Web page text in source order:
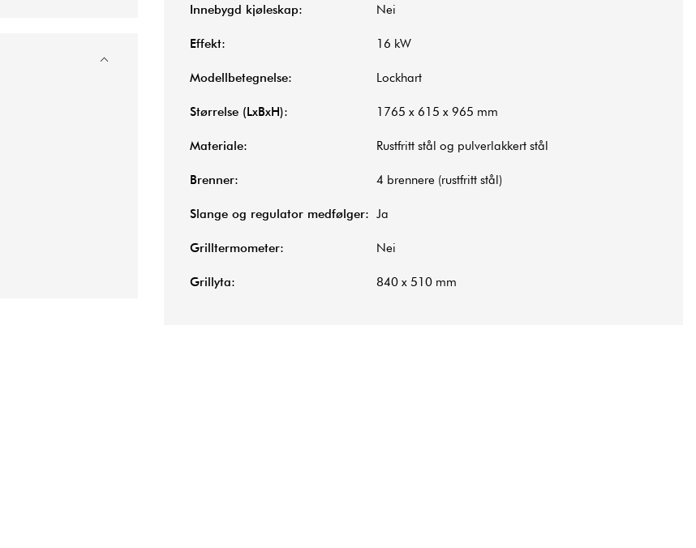
Innebygd kjøleskap: Nei
Effekt: 16 kW
Modellbetegnelse: Lockhart
Størrelse (LxBxH): 1765 x 615 x 965 mm
Materiale: Rustfritt stål og pulverlakkert stål
Brenner: 4 brennere (rustfritt stål)
Slange og regulator medfølger: Ja
Grilltermometer: Nei
Grillyta: 840 x 510 mm